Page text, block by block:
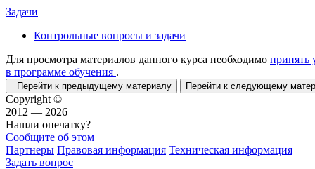
Задачи
Контрольные вопросы и задачи
Для просмотра материалов данного курса необходимо принять
в программе обучения .
Перейти к предыдущему материалу Перейти к следующему
Copyright ©
2012 — 2026
Нашли опечатку?
Сообщите об этом
Партнеры Правовая информация Техническая информация
Задать вопрос